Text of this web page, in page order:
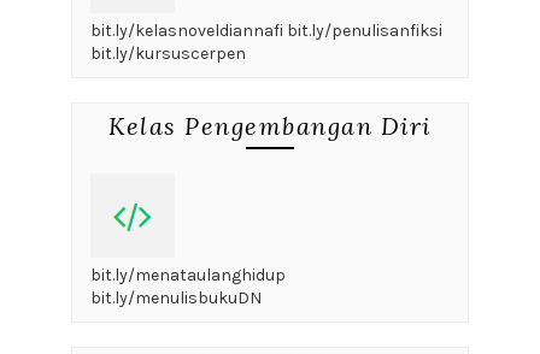
bit.ly/kelasnoveldiannafi bit.ly/penulisanfiksi
bit.ly/kursuscerpen
Kelas Pengembangan Diri
bit.ly/menataulanghidup
bit.ly/menulisbukuDN